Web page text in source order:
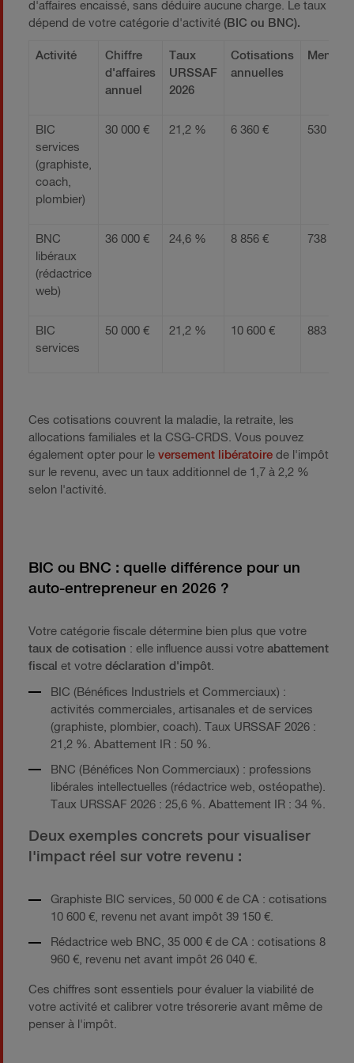
d'affaires encaissé, sans déduire aucune charge. Le taux
dépend de votre catégorie d'activité (BIC ou BNC).
Activité
Chiffre
d'affaires
annuel
Taux
URSSAF
2026
Cotisations
annuelles
Mensuel
BIC
services
(graphiste,
coach,
plombier)
30 000 € 21,2 % 6 360 € 530 €
BNC
libéraux
(rédactrice
web)
36 000 € 24,6 % 8 856 € 738 €
BIC
services
50 000 € 21,2 % 10 600 € 883 €
Ces cotisations couvrent la maladie, la retraite, les
allocations familiales et la CSG-CRDS. Vous pouvez
également opter pour le versement libératoirede l'impôt
sur le revenu, avec un taux additionnel de 1,7 à 2,2 %
selon l'activité.
BIC ou BNC : quelle différence pour un
auto-entrepreneur en 2026 ?
Votre catégorie fiscale détermine bien plus que votre
taux de cotisation : elle influence aussi votre abattement
fiscal et votre déclaration d'impôt.
BIC (Bénéfices Industriels et Commerciaux) :
activités commerciales, artisanales et de services
(graphiste, plombier, coach). Taux URSSAF 2026 :
21,2 %. Abattement IR : 50 %.
BNC (Bénéfices Non Commerciaux) : professions
libérales intellectuelles (rédactrice web, ostéopathe).
Taux URSSAF 2026 : 25,6 %. Abattement IR : 34 %.
Deux exemples concrets pour visualiser
l'impact réel sur votre revenu :
Graphiste BIC services, 50 000 € de CA : cotisations
10 600 €, revenu net avant impôt 39 150 €.
Rédactrice web BNC, 35 000 € de CA : cotisations 8
960 €, revenu net avant impôt 26 040 €.
Ces chiffres sont essentiels pour évaluer la viabilité de
votre activité et calibrer votre trésorerie avant même de
penser à l'impôt.